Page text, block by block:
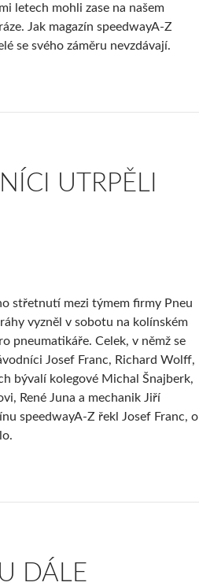
letech mohli zase na našem
Jak magazín speedwayA-Z
se svého záměru nevzdávají.
UTRPĚLI
střetnutí mezi týmem firmy Pneu
vyzněl v sobotu na kolínském
pneumatikáře. Celek, v němž se
Josef Franc, Richard Wolff,
bývalí kolegové Michal Šnajberk,
René Juna a mechanik Jiří
speedwayA-Z řekl Josef Franc, o
DÁLE